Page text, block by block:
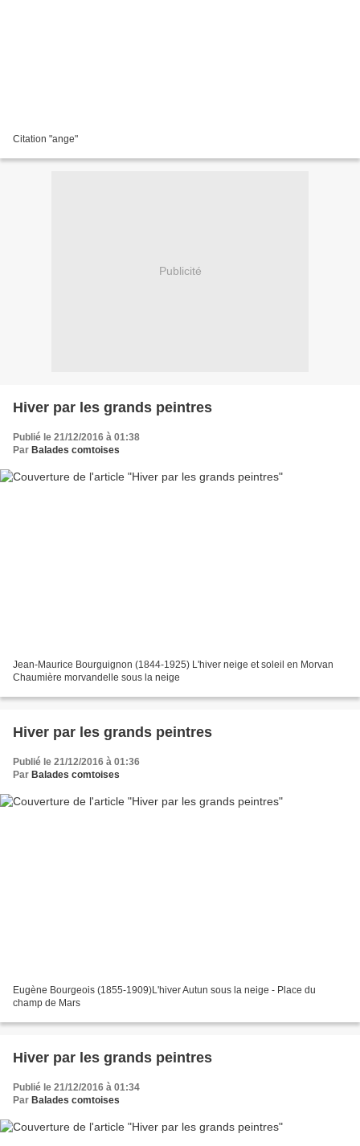
Citation "ange"
Publicité
Hiver par les grands peintres
Publié le 21/12/2016 à 01:38
Par Balades comtoises
Jean-Maurice Bourguignon (1844-1925) L'hiver neige et soleil en Morvan
Chaumière morvandelle sous la neige
Hiver par les grands peintres
Publié le 21/12/2016 à 01:36
Par Balades comtoises
Eugène Bourgeois (1855-1909)L'hiver Autun sous la neige - Place du
champ de Mars
Hiver par les grands peintres
Publié le 21/12/2016 à 01:34
Par Balades comtoises